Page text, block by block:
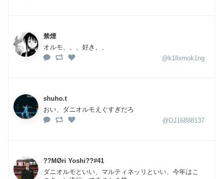
禁煙
オルモ、、、好き、、
@k1llsmok1ng
shuho.t
おい、ダニオルモえぐすぎだろ
@DJ16888137
??MØri Yoshi??#41
ダニオルモといい、マルティネッリといい、今年はこ